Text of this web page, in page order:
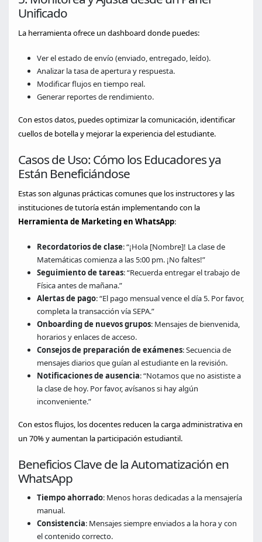
Unificado
La herramienta ofrece un dashboard donde puedes:
Ver el estado de envío (enviado, entregado, leído).
Analizar la tasa de apertura y respuesta.
Modificar flujos en tiempo real.
Generar reportes de rendimiento.
Con estos datos, puedes optimizar la comunicación, identificar
cuellos de botella y mejorar la experiencia del estudiante.
Casos de Uso: Cómo los Educadores ya
Están Beneficiándose
Estas son algunas prácticas comunes que los instructores y las
instituciones de tutoría están implementando con la
Herramienta de Marketing en WhatsApp:
Recordatorios de clase: “¡Hola [Nombre]! La clase de
Matemáticas comienza a las 5:00 pm. ¡No faltes!”
Seguimiento de tareas: “Recuerda entregar el trabajo de
Física antes de mañana.”
Alertas de pago: “El pago mensual vence el día 5. Por favor,
completa la transacción vía SEPA.”
Onboarding de nuevos grupos: Mensajes de bienvenida,
horarios y enlaces de acceso.
Consejos de preparación de exámenes: Secuencia de
mensajes diarios que guían al estudiante en la revisión.
Notificaciones de ausencia: “Notamos que no asististe a
la clase de hoy. Por favor, avísanos si hay algún
inconveniente.”
Con estos flujos, los docentes reducen la carga administrativa en
un 70% y aumentan la participación estudiantil.
Beneficios Clave de la Automatización en
WhatsApp
Tiempo ahorrado: Menos horas dedicadas a la mensajería
manual.
Consistencia: Mensajes siempre enviados a la hora y con
el contenido correcto.